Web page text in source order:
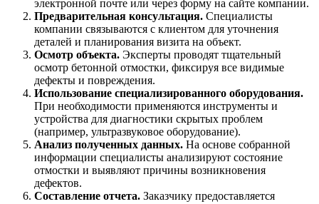
электронной почте или через форму на сайте компании.
Предварительная консультация. Специалисты
компании связываются с клиентом для уточнения
деталей и планирования визита на объект.
Осмотр объекта. Эксперты проводят тщательный
осмотр бетонной отмостки, фиксируя все видимые
дефекты и повреждения.
Использование специализированного оборудования.
При необходимости применяются инструменты и
устройства для диагностики скрытых проблем
(например, ультразвуковое оборудование).
Анализ полученных данных. На основе собранной
информации специалисты анализируют состояние
отмостки и выявляют причины возникновения
дефектов.
Составление отчета. Заказчику предоставляется